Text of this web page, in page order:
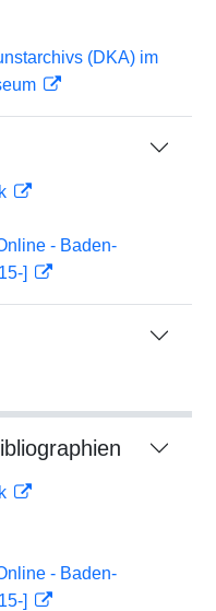
(DKA) im
- Baden-
]
- Baden-
]